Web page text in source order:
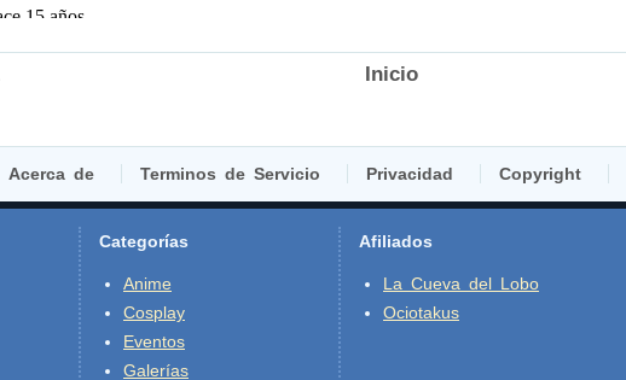
Inicio
Acerca de Terminos de Servicio Privacidad Copyright
Categorías
Anime
Cosplay
Eventos
Galerías
Afiliados
La Cueva del Lobo
Ociotakus